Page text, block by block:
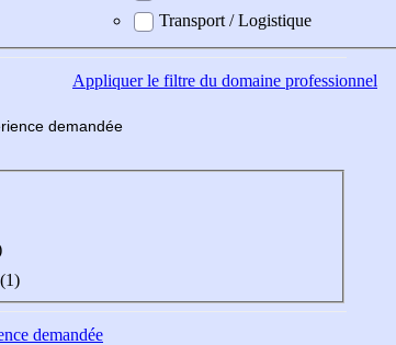
Transport / Logistique
Appliquerle filtre du domaine professionnel
demandée
demandée